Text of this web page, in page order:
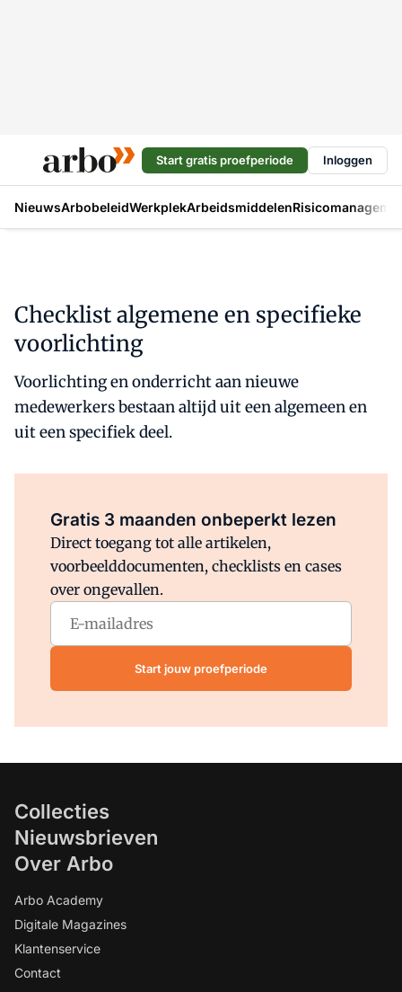
Start gratis proefperiode Inloggen
NieuwsArbobeleidWerkplekArbeidsmiddelen
Checklist algemene en specifieke
voorlichting
Voorlichting en onderricht aan nieuwe
medewerkers bestaan altijd uit een algemeen en
uit een specifiek deel.
Gratis 3 maanden onbeperkt lezen
Direct toegang tot alle artikelen,
voorbeelddocumenten, checklists en cases
over ongevallen.
Start jouw proefperiode
Collecties
Nieuwsbrieven
Over Arbo
Arbo Academy
Digitale Magazines
Klantenservice
Contact